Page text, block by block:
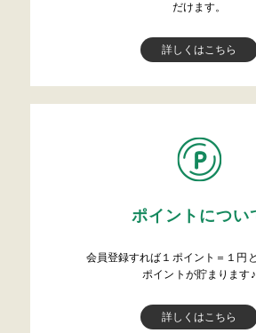
だけます。
詳しくはこちら
ポイントについ
会員登録すれば１ポイント＝１円
ポイントが貯まります♪
詳しくはこちら